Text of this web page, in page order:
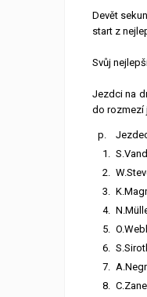
Devět
start z
Svůj
Jezdci na
do rozmezí
p.
1.
2.
3.
4.
5.
6.
7.
8.